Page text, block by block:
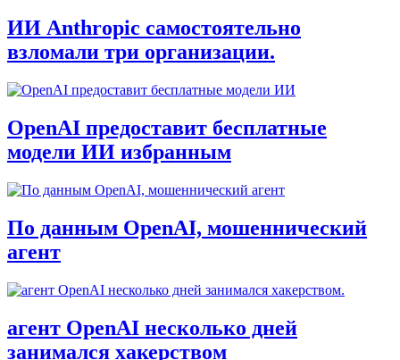
ИИ Anthropic самостоятельно
взломали три организации.
OpenAI предоставит бесплатные
модели ИИ избранным
По данным OpenAI, мошеннический
агент
агент OpenAI несколько дней
занимался хакерством